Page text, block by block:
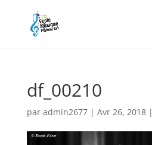
df_00210
par admin2677| Avr 26, 2018|